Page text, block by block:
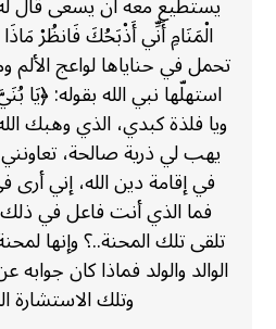
الْمَنَامِ أَنِّي أَذْبَحُكَ فَانظُرْ
تحمل في حناياها لواعج الألم
استهلّها نبي الله بقوله: ﴿يَا
ويا فلذة كبدي، الذي وهبك
يهب لي ذرية صالحة،
في إقامة دين الله، إني أرى
فما الذي أنت فاعل في ذلك
تلقى تلك المحنة..؟ وإنها
الوالد والولد فماذا كان
وتلك الاستشارة